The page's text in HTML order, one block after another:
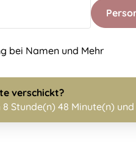
bei Namen und Mehr
verschickt?
8 Stunde(n) 48 Minute(n)